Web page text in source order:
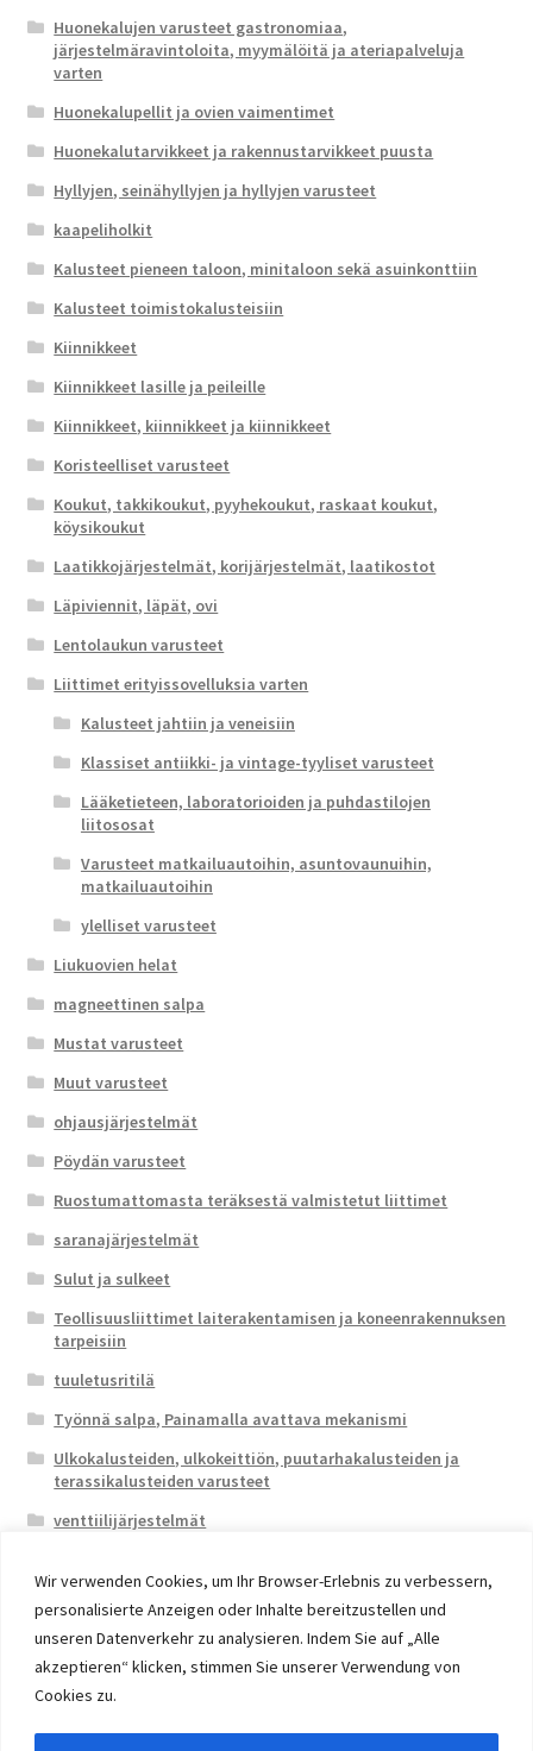
Wir verwenden Cookies, um Ihr Browser-Erlebnis zu verbessern,
personalisierte Anzeigen oder Inhalte bereitzustellen und
unseren Datenverkehr zu analysieren. Indem Sie auf „Alle
akzeptieren“ klicken, stimmen Sie unserer Verwendung von
Cookies zu.
Huonekalujen varusteet gastronomiaa,
järjestelmäravintoloita, myymälöitä ja ateriapalveluja
varten
Huonekalupellit ja ovien vaimentimet
Huonekalutarvikkeet ja rakennustarvikkeet puusta
Hyllyjen, seinähyllyjen ja hyllyjen varusteet
kaapeliholkit
Kalusteet pieneen taloon, minitaloon sekä asuinkonttiin
Kalusteet toimistokalusteisiin
Kiinnikkeet
Kiinnikkeet lasille ja peileille
Kiinnikkeet, kiinnikkeet ja kiinnikkeet
Koristeelliset varusteet
Koukut, takkikoukut, pyyhekoukut, raskaat koukut,
köysikoukut
Laatikkojärjestelmät, korijärjestelmät, laatikostot
Läpiviennit, läpät, ovi
Lentolaukun varusteet
Liittimet erityissovelluksia varten
Kalusteet jahtiin ja veneisiin
Klassiset antiikki- ja vintage-tyyliset varusteet
Lääketieteen, laboratorioiden ja puhdastilojen
liitososat
Varusteet matkailuautoihin, asuntovaunuihin,
matkailuautoihin
ylelliset varusteet
Liukuovien helat
magneettinen salpa
Mustat varusteet
Muut varusteet
ohjausjärjestelmät
Pöydän varusteet
Ruostumattomasta teräksestä valmistetut liittimet
saranajärjestelmät
Sulut ja sulkeet
Teollisuusliittimet laiterakentamisen ja koneenrakennuksen
tarpeisiin
tuuletusritilä
Työnnä salpa, Painamalla avattava mekanismi
Ulkokalusteiden, ulkokeittiön, puutarhakalusteiden ja
terassikalusteiden varusteet
venttiilijärjestelmät
© 2026 Eruon Trade UG, Germany, member of the ERUON